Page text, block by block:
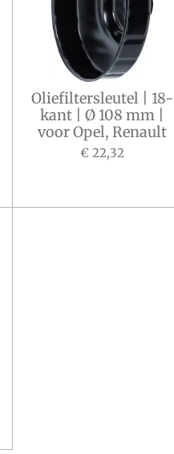
Oliefiltersleutel | 18-
kant | Ø 108 mm |
voor Opel, Renault
€ 22,32